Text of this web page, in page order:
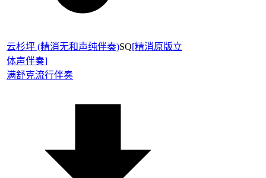
云杉坪 (精消无和声纯伴奏)SQ[精消原版立
体声伴奏]
满舒克流行伴奏